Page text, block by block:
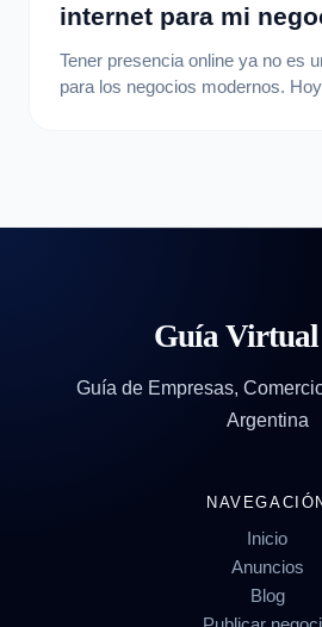
internet para mi
Tener presencia online ya no es
para los negocios modernos.
Guía
Guía de Empresas,
Argentina
Inicio
Anuncios
Blog